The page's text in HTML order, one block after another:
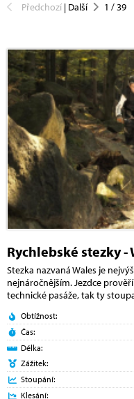
Předchozí | Další 1 /39
Rychlebské stezky -
Stezka nazvaná Wales je
nejnáročnějším. Jezdce
technické pasáže, tak ty
Obtížnost:
Čas:
Délka:
Zážitek:
Stoupání:
Klesání: